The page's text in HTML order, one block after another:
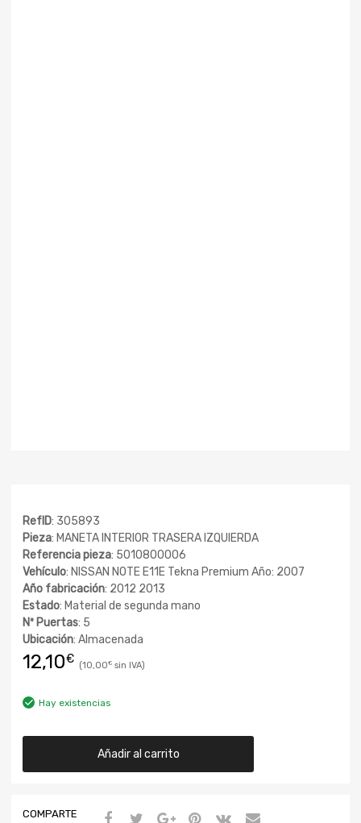
RefID: 305893
Pieza: MANETA INTERIOR TRASERA IZQUIERDA
Referencia pieza: 5010800006
Vehículo: NISSAN NOTE E11E Tekna Premium Año: 2007
Año fabricación: 2012 2013
Estado: Material de segunda mano
Nº Puertas: 5
Ubicación: Almacenada
12,10€ 10,00€
Hay existencias
Añadir al carrito
COMPARTE